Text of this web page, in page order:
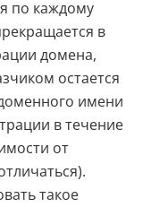
по каждому
в
домена,
остается
имени
в течение
от
такое